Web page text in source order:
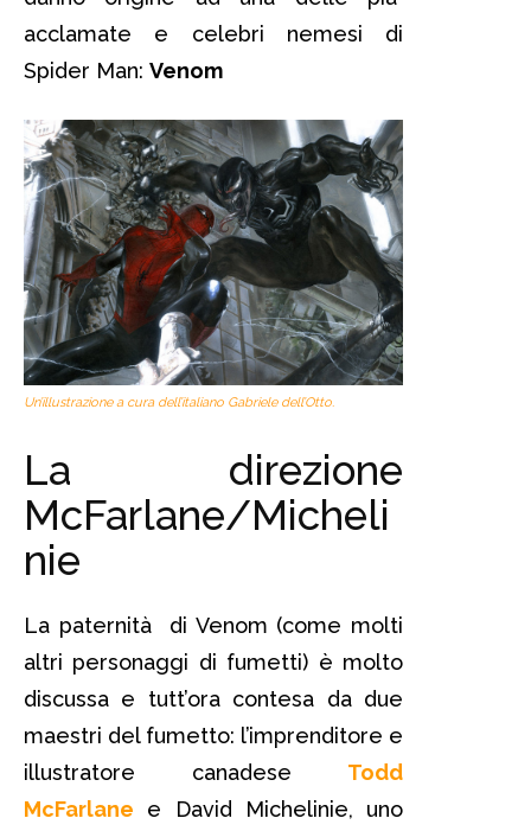
acclamate e celebri nemesi di
Spider Man: Venom
Un’illustrazione a cura dell’italiano Gabriele dell’Otto.
La direzione
McFarlane/Micheli
nie
La paternità di Venom (come molti
altri personaggi di fumetti) è molto
discussa e tutt’ora contesa da due
maestri del fumetto: l’imprenditore e
illustratore canadese Todd
McFarlane e David Michelinie, uno